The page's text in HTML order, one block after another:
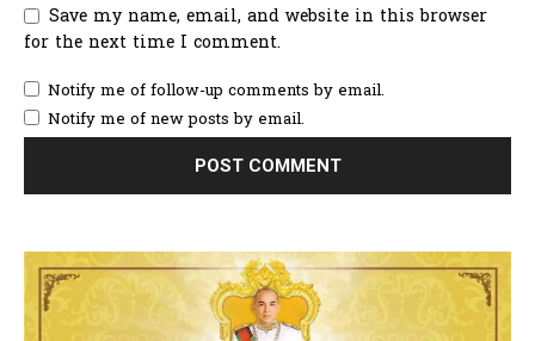
Save my name, email, and website in this browser
for the next time I comment.
Notify me of follow-up comments by email.
Notify me of new posts by email.